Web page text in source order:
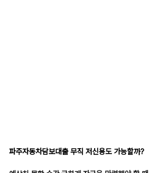
파주자동차담보대출 무직 저신용도 가능할까?